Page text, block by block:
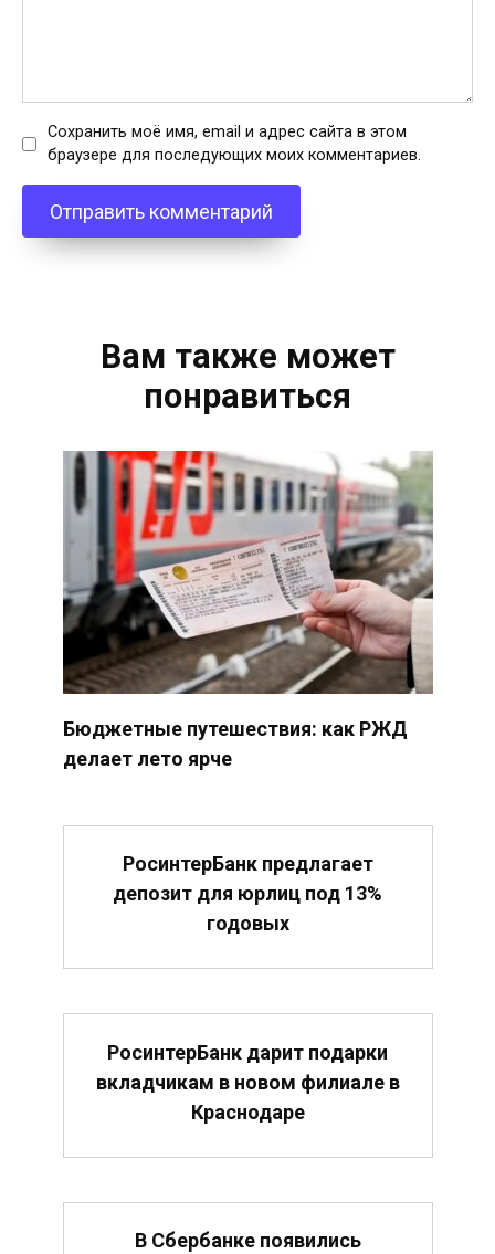
Сохранить моё имя, email и адрес сайта в этом
браузере для последующих моих комментариев.
Вам также может
понравиться
Бюджетные путешествия: как РЖД
делает лето ярче
РосинтерБанк предлагает
депозит для юрлиц под 13%
годовых
РосинтерБанк дарит подарки
вкладчикам в новом филиале в
Краснодаре
В Сбербанке появились